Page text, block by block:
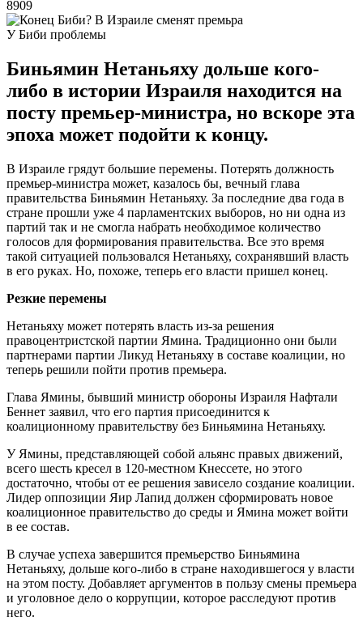
8909
У Биби проблемы
Биньямин Нетаньяху дольше кого-
либо в истории Израиля находится на
посту премьер-министра, но вскоре эта
эпоха может подойти к концу.
В Израиле грядут большие перемены. Потерять должность
премьер-министра может, казалось бы, вечный глава
правительства Биньямин Нетаньяху. За последние два года в
стране прошли уже 4 парламентских выборов, но ни одна из
партий так и не смогла набрать необходимое количество
голосов для формирования правительства. Все это время
такой ситуацией пользовался Нетаньяху, сохранявший власть
в его руках. Но, похоже, теперь его власти пришел конец.
Резкие перемены
Нетаньяху может потерять власть из-за решения
правоцентристской партии Ямина. Традиционно они были
партнерами партии Ликуд Нетаньяху в составе коалиции, но
теперь решили пойти против премьера.
Глава Ямины, бывший министр обороны Израиля Нафтали
Беннет заявил, что его партия присоединится к
коалиционному правительству без Биньямина Нетаньяху.
У Ямины, представляющей собой альянс правых движений,
всего шесть кресел в 120-местном Кнессете, но этого
достаточно, чтобы от ее решения зависело создание коалиции.
Лидер оппозиции Яир Лапид должен сформировать новое
коалиционное правительство до среды и Ямина может войти
в ее состав.
В случае успеха завершится премьерство Биньямина
Нетаньяху, дольше кого-либо в стране находившегося у власти
на этом посту. Добавляет аргументов в пользу смены премьера
и уголовное дело о коррупции, которое расследуют против
него.